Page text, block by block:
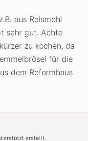
aus Reismehl
sehr gut. Achte
zu kochen, da
für die
dem Reformhaus
erstellt.